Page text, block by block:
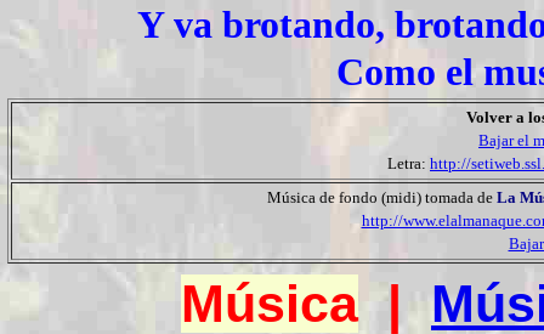
Y va brotando,
Como el
Volver a
Bajar el
Letra: http://
Música de fondo (midi) tomada de La
http://
Música|